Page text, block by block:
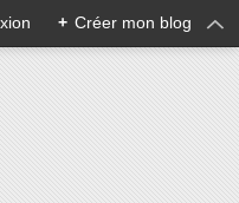
+ Créer mon blog